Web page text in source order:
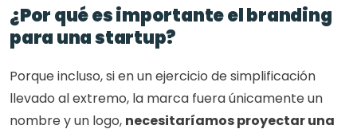
¿Por qué es importante el branding
para una startup?
Porque incluso, si en un ejercicio de simplificación
llevado al extremo, la marca fuera únicamente un
nombre y un logo, necesitaríamos proyectar una